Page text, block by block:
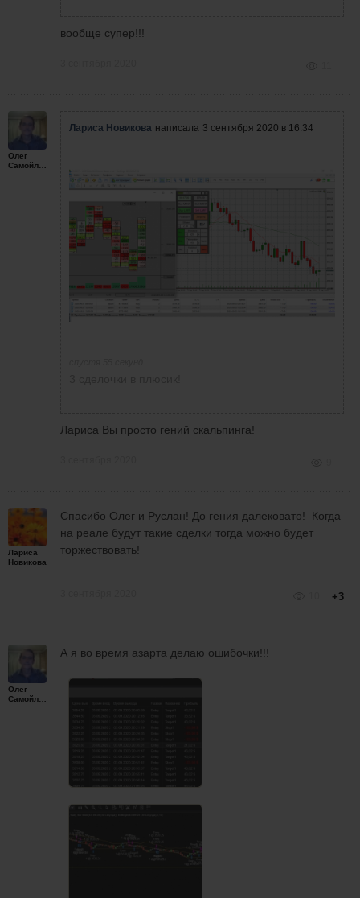
вообще супер!!!
Олег
Лариса Новикова написала 3 сентября 2020 в 16:34
Лариса Вы просто гений скальпинга!
Лариса
Новикова
Спасибо Олег и Руслан! До гения далековато! Когда
на реале будут такие сделки тогда можно будет
торжествовать!
+3
Олег
А я во время азарта делаю ошибочки!!!